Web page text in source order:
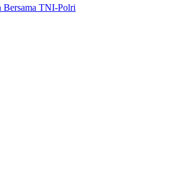
Bersama TNI-Polri